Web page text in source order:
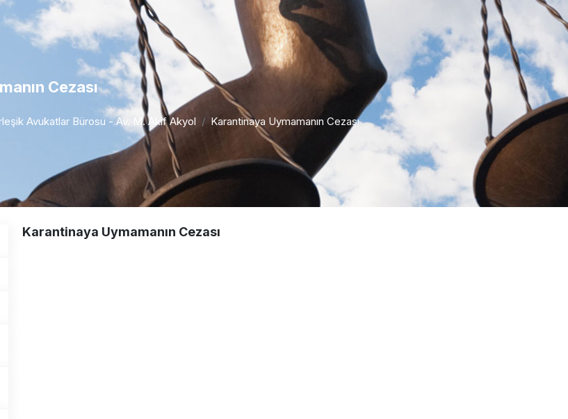
Cezası
Avukatlar Bürosu - Av. M. Akif Akyol Karantinaya Uymamanın Cezası
Karantinaya Uymamanın Cezası